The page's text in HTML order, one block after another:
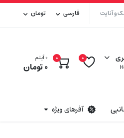
و آنایت فارسی تومان
0 ۰ ۰ آیتم
۰تومان
آفرهای ویژه